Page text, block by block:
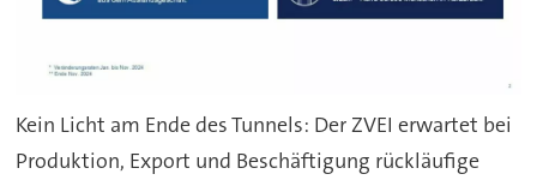
Kein Licht am Ende des Tunnels: Der ZVEI erwartet bei
Produktion, Export und Beschäftigung rückläufige